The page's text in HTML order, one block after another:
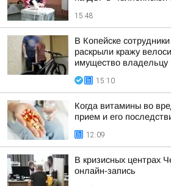
15:48
В Копейске
раскрыли кражу
имущество владельцу
15:10
Когда витамины во
прием и его
12:09
В кризисных центрах
онлайн-запись